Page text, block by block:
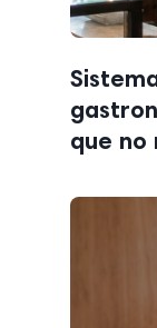
que no
propia